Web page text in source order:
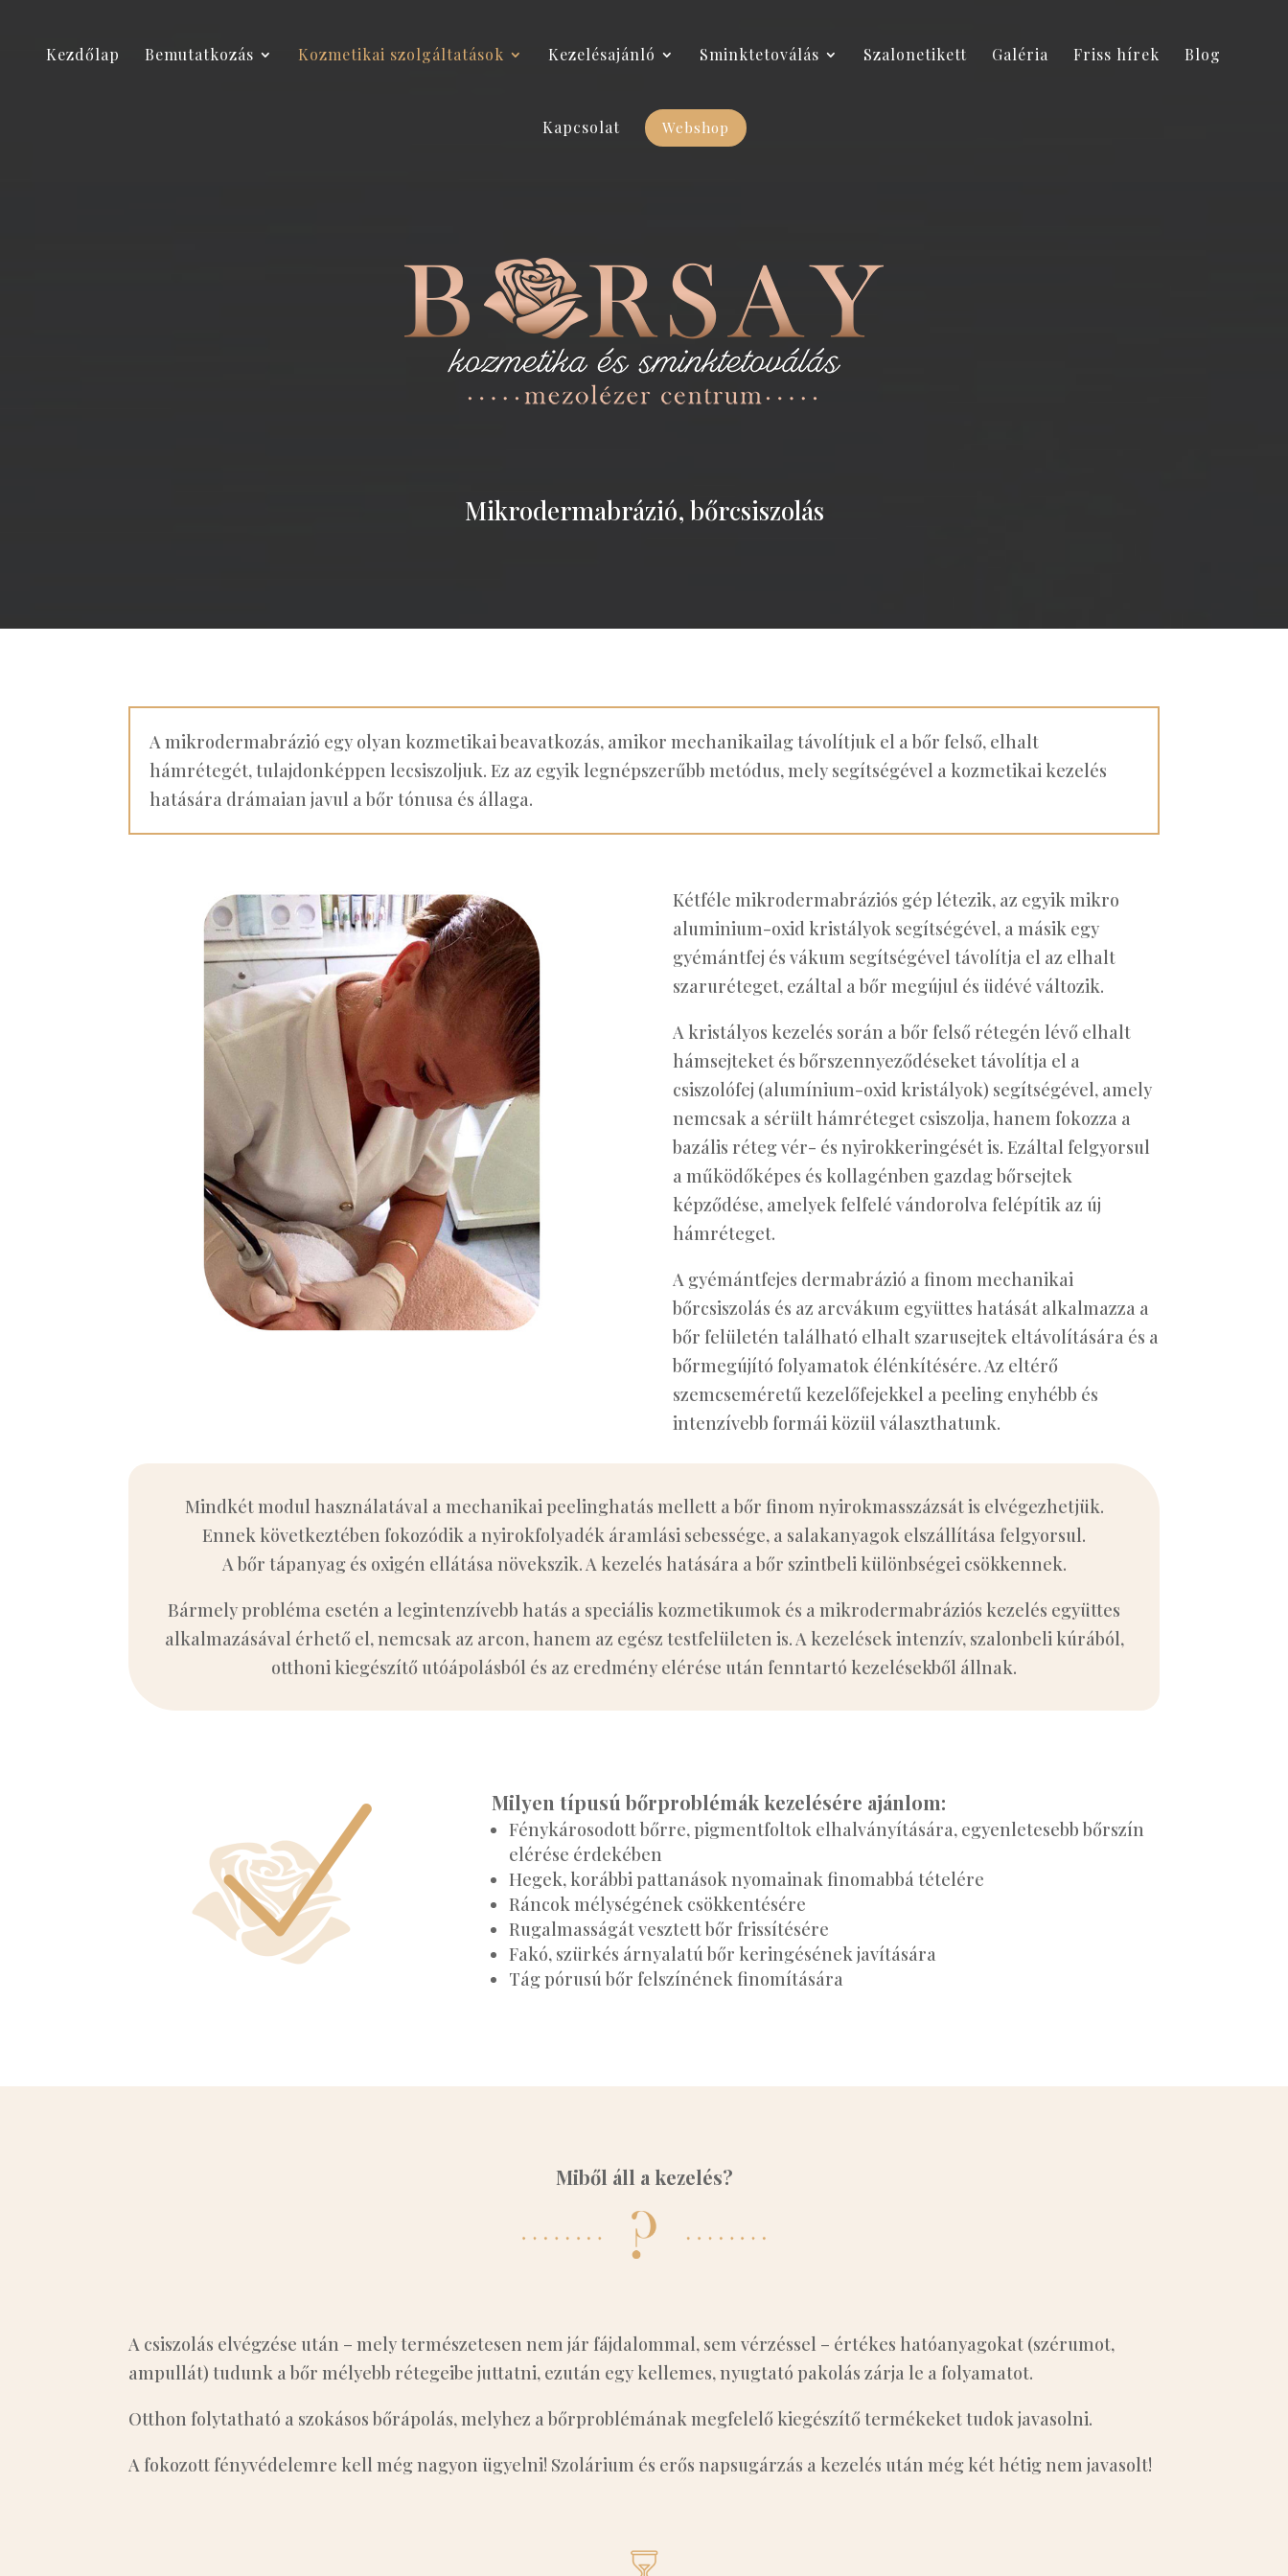
Kezdőlap Bemutatkozás Kozmetikai szolgáltatások Kezelésajánló Sminktetoválás Szalonetikett Galéria Friss hírek Blog
Kapcsolat Webshop
Mikrodermabrázió, bőrcsiszolás
A mikrodermabrázió egy olyan kozmetikai beavatkozás, amikor mechanikailag távolítjuk el a bőr felső, elhalt
hámrétegét, tulajdonképpen lecsiszoljuk. Ez az egyik legnépszerűbb metódus, mely segítségével a kozmetikai kezelés
hatására drámaian javul a bőr tónusa és állaga.
Kétféle mikrodermabráziós gép létezik, az egyik mikro
aluminium-oxid kristályok segítségével, a másik egy
gyémántfej és vákum segítségével távolítja el az elhalt
szaruréteget, ezáltal a bőr megújul és üdévé változik.
A kristályos kezelés során a bőr felső rétegén lévő elhalt
hámsejteket és bőrszennyeződéseket távolítja el a
csiszolófej (alumínium-oxid kristályok) segítségével, amely
nemcsak a sérült hámréteget csiszolja, hanem fokozza a
bazális réteg vér- és nyirokkeringését is. Ezáltal felgyorsul
a működőképes és kollagénben gazdag bőrsejtek
képződése, amelyek felfelé vándorolva felépítik az új
hámréteget.
A gyémántfejes dermabrázió a finom mechanikai
bőrcsiszolás és az arcvákum együttes hatását alkalmazza a
bőr felületén található elhalt szarusejtek eltávolítására és a
bőrmegújító folyamatok élénkítésére. Az eltérő
szemcseméretű kezelőfejekkel a peeling enyhébb és
intenzívebb formái közül választhatunk.
Mindkét modul használatával a mechanikai peelinghatás mellett a bőr finom nyirokmasszázsát is elvégezhetjük.
Ennek következtében fokozódik a nyirokfolyadék áramlási sebessége, a salakanyagok elszállítása felgyorsul.
A bőr tápanyag és oxigén ellátása növekszik. A kezelés hatására a bőr szintbeli különbségei csökkennek.
Bármely probléma esetén a legintenzívebb hatás a speciális kozmetikumok és a mikrodermabráziós kezelés együttes
alkalmazásával érhető el, nemcsak az arcon, hanem az egész testfelületen is. A kezelések intenzív, szalonbeli kúrából,
otthoni kiegészítő utóápolásból és az eredmény elérése után fenntartó kezelésekből állnak.
Milyen típusú bőrproblémák kezelésére ajánlom:
Fénykárosodott bőrre, pigmentfoltok elhalványítására, egyenletesebb bőrszín
elérése érdekében
Hegek, korábbi pattanások nyomainak finomabbá tételére
Ráncok mélységének csökkentésére
Rugalmasságát vesztett bőr frissítésére
Fakó, szürkés árnyalatú bőr keringésének javítására
Tág pórusú bőr felszínének finomítására
Miből áll a kezelés?
A csiszolás elvégzése után – mely természetesen nem jár fájdalommal, sem vérzéssel – értékes hatóanyagokat (szérumot,
ampullát) tudunk a bőr mélyebb rétegeibe juttatni, ezután egy kellemes, nyugtató pakolás zárja le a folyamatot.
Otthon folytatható a szokásos bőrápolás, melyhez a bőrproblémának megfelelő kiegészítő termékeket tudok javasolni.
A fokozott fényvédelemre kell még nagyon ügyelni! Szolárium és erős napsugárzás a kezelés után még két hétig nem javasolt!